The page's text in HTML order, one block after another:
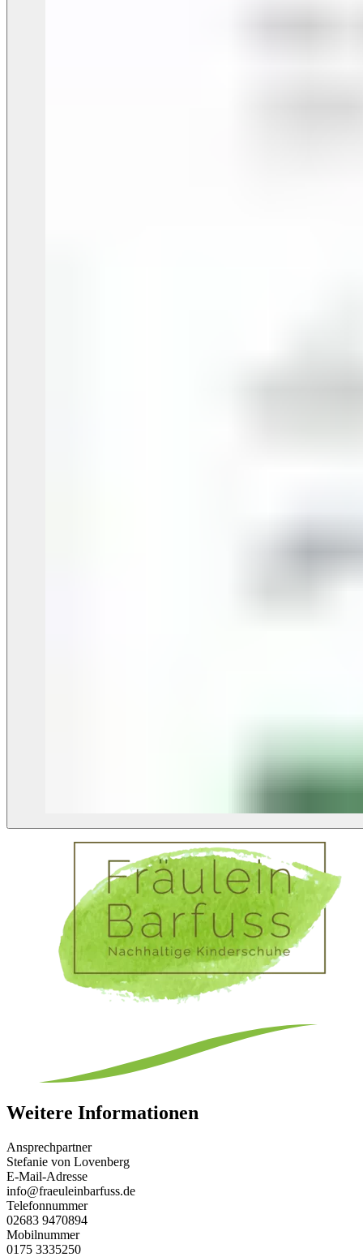
Weitere Informationen
Ansprechpartner
Stefanie von Lovenberg
E-Mail-Adresse
info@fraeuleinbarfuss.de
Telefonnummer
02683 9470894
Mobilnummer
0175 3335250